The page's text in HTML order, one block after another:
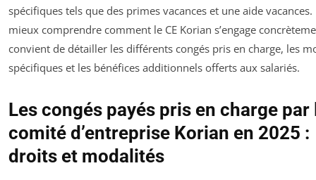
spécifiques tels que des primes vacances et une aide vacances.
mieux comprendre comment le CE Korian s’engage
convient de détailler les différents congés pris en charge, les
spécifiques et les bénéfices additionnels offerts aux salariés.
Les congés payés pris en charge par
comité d’entreprise Korian en 2025 :
droits et modalités